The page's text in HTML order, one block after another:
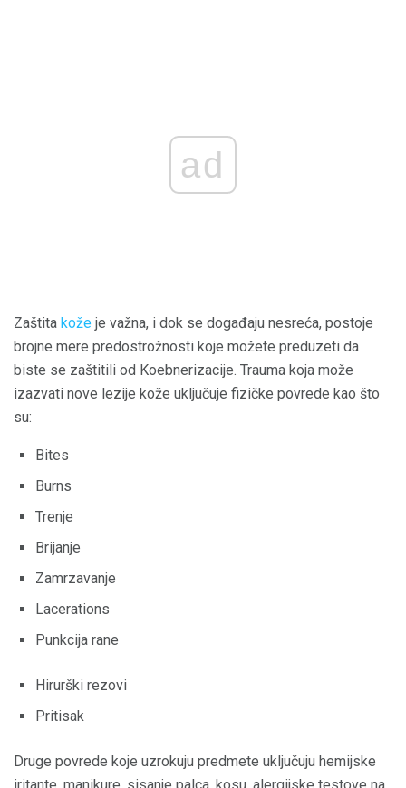
ad
Zaštita kože je važna, i dok se događaju nesreća, postoje
brojne mere predostrožnosti koje možete preduzeti da
biste se zaštitili od Koebnerizacije. Trauma koja može
izazvati nove lezije kože uključuje fizičke povrede kao što
su:
Bites
Burns
Trenje
Brijanje
Zamrzavanje
Lacerations
Punkcija rane
Hirurški rezovi
Pritisak
Druge povrede koje uzrokuju predmete uključuju hemijske